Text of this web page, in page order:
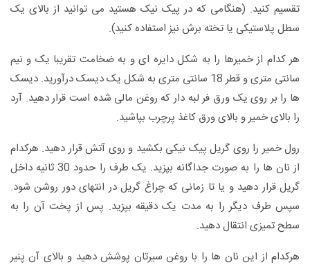
تقسیم کنید. (هنگامی که در پیک نیک هستید می توانید از بالای یک
سطل پلاستیکی یا تخته برش نیز استفاده کنید).
هر کدام از خمیرها را به شکل دایره ای و به ضخامت تقریبا یک و نیم
سانتی متری و قطر 18 سانتی متری به شکل یک دیسک درآورید. دیسک
ها را بر روی یک ورق فر لبه دار که روغن مالی شده است قرار دهید. آرد
را بالای خمیر و بالای ورق کاغذ پرچرب بپاشید.
رول خمیر را روی گریل پیک نیکی بکشید و روی آتش قرار دهید. هرکدام
از نان ها را به صورت جداگانه بپزید. یک طرف را حدود 30 ثانیه داخل
گریل قرار دهید و یا تا زمانی که چراغ گریل در انتهای دور روشن شود.
سپس طرف دیگر را به مدت یک دقیقه بپزید. پس از پخت آن را به
سطح تمیزی انتقال دهید.
هرکدام از این نان ها را با روغن سیرتان پوشش دهید و بالای آن پنیر